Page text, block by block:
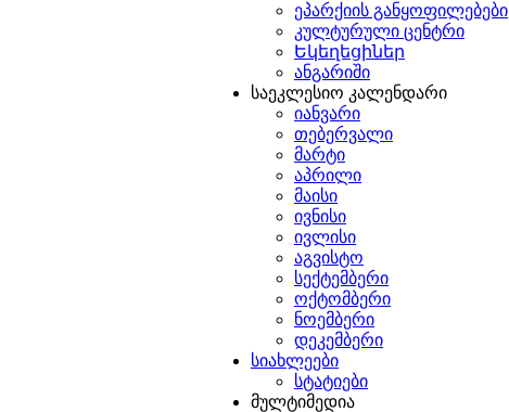
ეპარქიის განყოფილებები
კულტურული ცენტრი
Եկեղեցիներ
ანგარიში
საეკლესიო კალენდარი
იანვარი
თებერვალი
მარტი
აპრილი
მაისი
ივნისი
ივლისი
აგვისტო
სექტემბერი
ოქტომბერი
ნოემბერი
დეკემბერი
სიახლეები
სტატიები
მულტიმედია